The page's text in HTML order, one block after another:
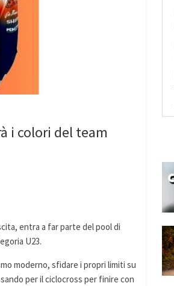
i colori del team
entra a far parte del pool di
U23.
moderno, sfidare i propri limiti su
per il ciclocross per finire con